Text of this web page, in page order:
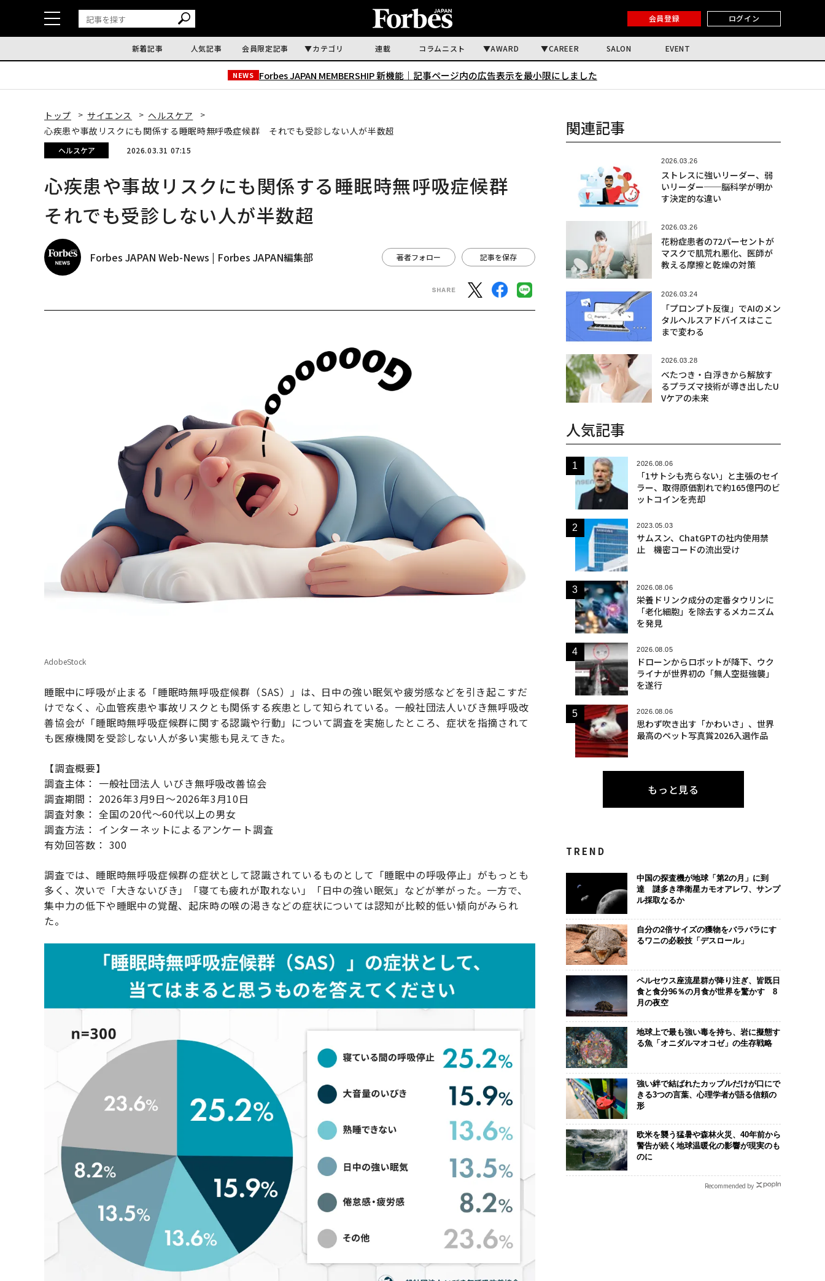
会員登録 ログイン
新着記事 人気記事 会員限定記事 カテゴリ 連載 コラムニスト AWARD CAREER SALON EVENT
NEWS Forbes JAPAN MEMBERSHIP 新機能｜ 記事ページ内の広告表示を最小限にしました
トップ サイエンス
ヘルスケア
心疾患や事故リスクにも関係する睡眠時無呼吸症候群 それでも受診しない人が半数超
ヘルスケア 2026.03.31 07:15
心疾患や事故リスクにも関係する睡眠時無呼吸症候群
それでも受診しない人が半数超
Forbes JAPAN Web-News | Forbes JAPAN編集部 著者フォロー 記事を保存
AdobeStock
睡眠中に呼吸が止まる「睡眠時無呼吸症候群（SAS）」は、日中の強い眠気や疲労感などを引き起こすだ
けでなく、心血管疾患や事故リスクとも関係する疾患として知られている。一般社団法人いびき無呼吸改
善協会が「睡眠時無呼吸症候群に関する認識や行動」について調査を実施したところ、症状を指摘されて
も医療機関を受診しない人が多い実態も見えてきた。
【調査概要】
調査主体： 一般社団法人 いびき無呼吸改善協会
調査期間： 2026年3月9日～2026年3月10日
調査対象： 全国の20代～60代以上の男女
調査方法： インターネットによるアンケート調査
有効回答数： 300
調査では、睡眠時無呼吸症候群の症状として認識されているものとして「睡眠中の呼吸停止」がもっとも
多く、次いで「大きないびき」「寝ても疲れが取れない」「日中の強い眠気」などが挙がった。一方で、
集中力の低下や睡眠中の覚醒、起床時の喉の渇きなどの症状については認知が比較的低い傾向がみられ
た。
関連記事
2026.03.26
ストレスに強いリーダー、弱
いリーダー──脳科学が明か
す決定的な違い
2026.03.26
花粉症患者の72パーセントが
マスクで肌荒れ悪化、医師が
教える摩擦と乾燥の対策
2026.03.24
「プロンプト反復」でAIのメン
タルヘルスアドバイスはここ
まで変わる
2026.03.28
べたつき・白浮きから解放す
るプラズマ技術が導き出したU
Vケアの未来
人気記事
2026.08.06
「1サトシも売らない」と主張のセイ
ラー、取得原価割れで約165億円のビ
ットコインを売却
2023.05.03
サムスン、ChatGPTの社内使用禁
止 機密コードの流出受け
2026.08.06
栄養ドリンク成分の定番タウリンに
「老化細胞」を除去するメカニズム
を発見
2026.08.05
ドローンからロボットが降下、ウク
ライナが世界初の「無人空挺強襲」
を遂行
2026.08.06
思わず吹き出す「かわいさ」、世界
最高のペット写真賞2026入選作品
もっと見る
TREND
中国の探査機が地球「第2の月」に到
達 謎多き準衛星カモオアレワ、サンプ
ル採取なるか
自分の2倍サイズの獲物をバラバラにす
るワニの必殺技「デスロール」
ペルセウス座流星群が降り注ぎ、皆既日
食と食分96％の月食が世界を驚かす 8
月の夜空
地球上で最も強い毒を持ち、岩に擬態す
る魚「オニダルマオコゼ」の生存戦略
強い絆で結ばれたカップルだけが口にで
きる3つの言葉、心理学者が語る信頼の
形
欧米を襲う猛暑や森林火災、40年前から
警告が続く地球温暖化の影響が現実のも
のに
Recommended by